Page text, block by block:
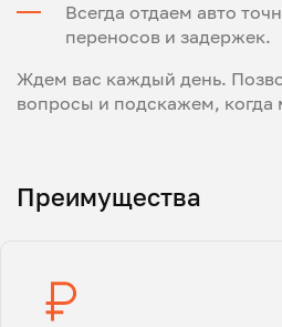
Всегда отдаем авто
переносов и задержек.
Ждем вас каждый день.
вопросы и подскажем, когда
Преимущества